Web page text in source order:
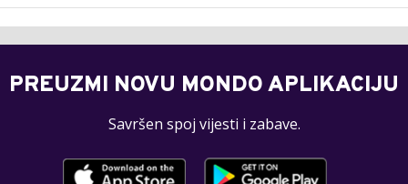
PREUZMI NOVU MONDO APLIKACIJU
Savršen spoj vijesti i zabave.